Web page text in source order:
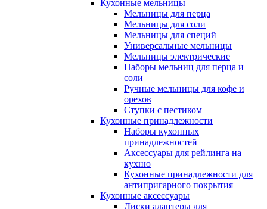
Кухонные мельницы
Мельницы для перца
Мельницы для соли
Мельницы для специй
Универсальные мельницы
Мельницы электрические
Наборы мельниц для перца и
соли
Ручные мельницы для кофе и
орехов
Ступки с пестиком
Кухонные принадлежности
Наборы кухонных
принадлежностей
Аксессуары для рейлинга на
кухню
Кухонные принадлежности для
антипригарного покрытия
Кухонные аксессуары
Диски адаптеры для